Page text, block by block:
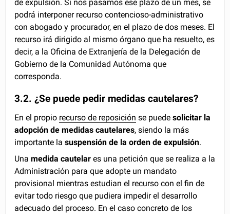
de expulsión. Si nos pasamos ese plazo de un mes, se
podrá interponer recurso contencioso-administrativo
con abogado y procurador, en el plazo de dos meses. El
recurso irá dirigido al mismo órgano que ha resuelto, es
decir, a la Oficina de Extranjería de la Delegación de
Gobierno de la Comunidad Autónoma que
corresponda.
3.2. ¿Se puede pedir medidas cautelares?
En el propio recurso de reposición se puedesolicitar la
adopción de medidas cautelares, siendo la más
importante lasuspensión de la orden de expulsión.
Unamedida cautelares una petición que se realiza a la
Administración para que adopte un mandato
provisional mientras estudian el recurso con el fin de
evitar todo riesgo que pudiera impedir el desarrollo
adecuado del proceso. En el caso concreto de los